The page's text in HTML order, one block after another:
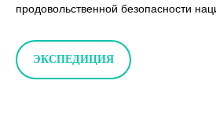
продовольственной безопасности
ЭКСПЕДИЦИЯ